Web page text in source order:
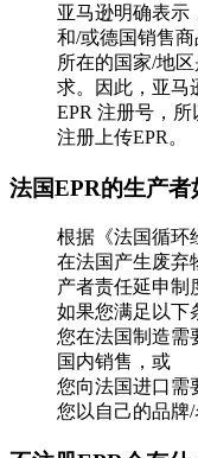
亚马逊明确表示
和/或德国销售
所在的国家/地
求。因此，亚马
EPR 注册号，
注册上传EPR。
法国EPR的生产者
根据《法国循环
在法国产生废弃
产者责任延申制
如果您满足以下
您在法国制造需
国内销售，或
您向法国进口需
您以自己的品牌/